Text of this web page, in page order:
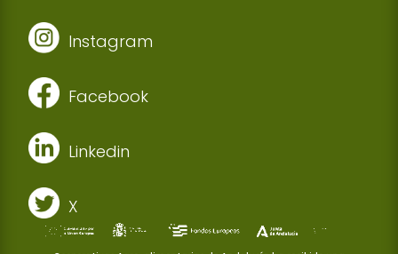
Instagram
Facebook
Linkedin
X